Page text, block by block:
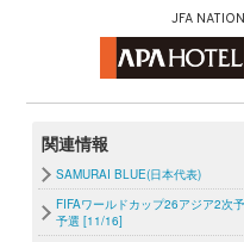
JFA
関連情報
SAMURAI BLUE(日本代表)
FIFAワールドカップ26アジア2次
予選 [11/16]